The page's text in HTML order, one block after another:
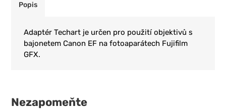
Popis
Adaptér Techart je určen pro použití objektivů s
bajonetem Canon EF na fotoaparátech Fujifilm
GFX.
Nezapomeňte